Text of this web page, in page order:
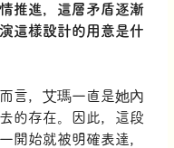
推進，這層矛盾逐漸
這樣設計的用意是什
言，艾瑪一直是她內
的存在。因此，這段
開始就被明確表達，